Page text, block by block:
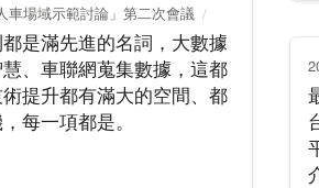
車場域示範討論」第二次會議
是滿先進的名詞，大數據
、車聯網蒐集數據，這都
提升都有滿大的空間、都
每一項都是。